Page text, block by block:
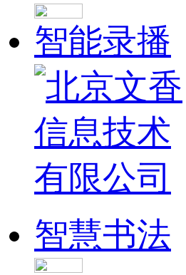
智能录播
智慧书法